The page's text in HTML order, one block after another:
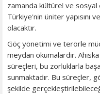
zamanda kültürel ve
Türkiye'nin üniter yapısını
olacaktır.
Göç yönetimi ve terörle
meydan okumalardır.
süreçleri, bu zorluklarla
sunmaktadır. Bu süreçler,
şekilde